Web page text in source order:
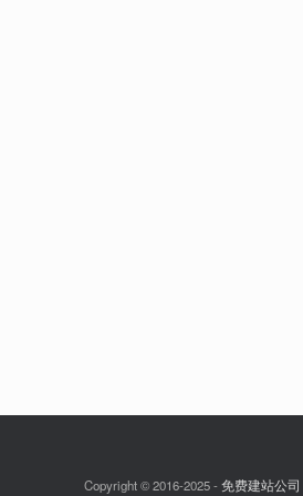
Copyright © 2016-2025 -免费建站公司